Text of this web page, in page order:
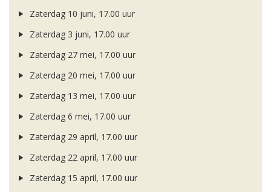
Zaterdag 10 juni, 17.00 uur
Zaterdag 3 juni, 17.00 uur
Zaterdag 27 mei, 17.00 uur
Zaterdag 20 mei, 17.00 uur
Zaterdag 13 mei, 17.00 uur
Zaterdag 6 mei, 17.00 uur
Zaterdag 29 april, 17.00 uur
Zaterdag 22 april, 17.00 uur
Zaterdag 15 april, 17.00 uur